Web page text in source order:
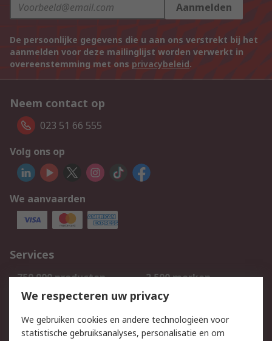
Aanmelden
De persoonlijke gegevens die u aan ons verstrekt bij het
aanmelden voor deze mailinglijst worden verwerkt in
overeenstemming met ons privacybeleid.
Neem contact op
023 51 66 555
Volg ons op
We aanvaarden
Services
750.000 producten
2.500 merken
Bestellen
Inkoopoplossingen
Track & Trace
We respecteren uw privacy
We gebruiken cookies en andere technologieën voor
statistische gebruiksanalyses, personalisatie en om